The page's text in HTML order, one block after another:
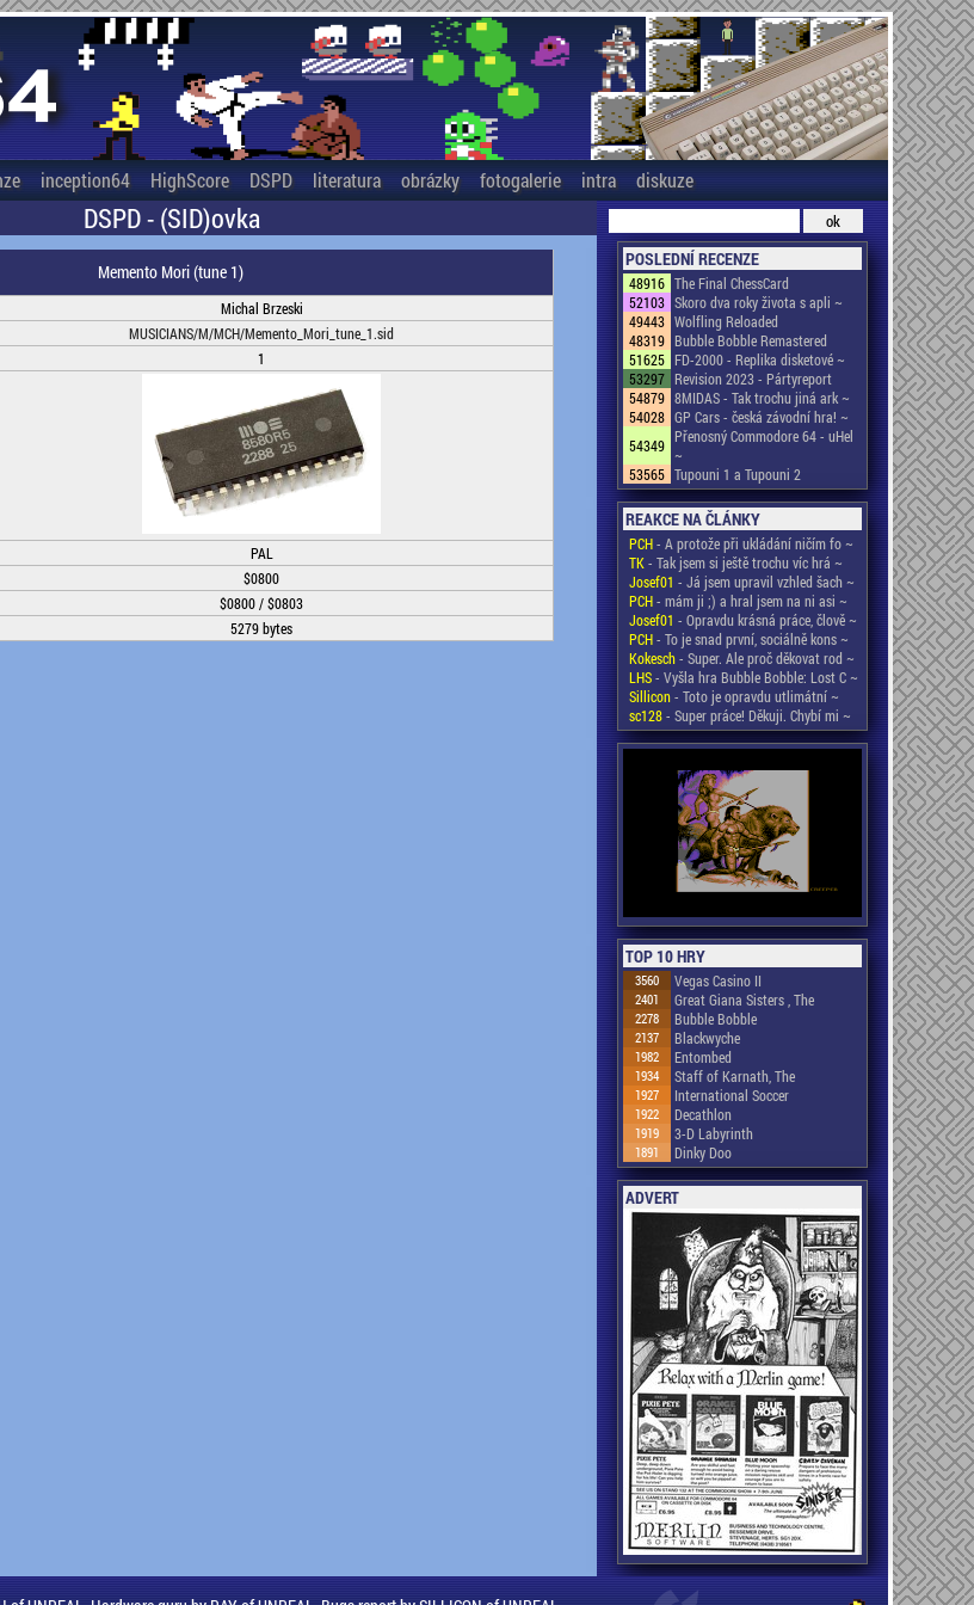
inception64 HighScore DSPD literatura obrázky fotogalerie intra diskuze
DSPD - (SID)ovka
Memento Mori (tune 1)
Michal Brzeski
MUSICIANS/M/MCH/Memento_Mori_tune_1.sid
1
PAL
$0800
$0800 / $0803
5279 bytes
POSLEDNÍ RECENZE
48916 The Final ChessCard
52103 Skoro dva roky života s apli ~
49443 Wolfling Reloaded
48319 Bubble Bobble Remastered
51625 FD-2000 - Replika disketové ~
53297 Revision 2023 - Pártyreport
54879 8MIDAS - Tak trochu jiná ark ~
54028 GP Cars - česká závodní hra! ~
54349 Přenosný Commodore 64 - uHel
~
53565 Tupouni 1 a Tupouni 2
REAKCE NA ČLÁNKY
PCH- A protože při ukládání ničím fo ~
TK- Tak jsem si ještě trochu víc hrá ~
Josef01 - Já jsem upravil vzhled šach ~
PCH- mám ji ;) a hral jsem na ni asi ~
Josef01 - Opravdu krásná práce, člově ~
PCH- To je snad první, sociálně kons ~
Kokesch- Super. Ale proč děkovat rod ~
LHS- Vyšla hra Bubble Bobble: Lost C ~
Sillicon- Toto je opravdu utlimátní ~
sc128- Super práce! Děkuji. Chybí mi ~
TOP 10 HRY
3560 Vegas Casino II
2401 Great Giana Sisters , The
2278 Bubble Bobble
2137 Blackwyche
1982 Entombed
1934 Staff of Karnath, The
1927 International Soccer
1922 Decathlon
1919 3-D Labyrinth
1891 Dinky Doo
ADVERT